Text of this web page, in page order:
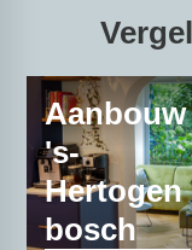
Aanbouw
's-
Hertogen
bosch